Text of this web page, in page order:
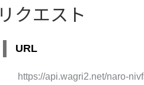
リクエスト
URL
https://api.wagri2.net/naro-